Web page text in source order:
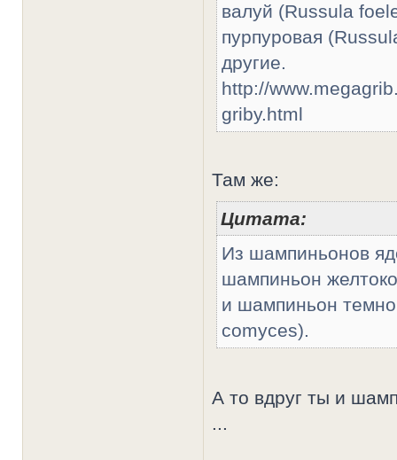
валуй (Russula
пурпуровая
другие.
http://
griby.html
Там же:
Цитата:
Из шампиньонов
шампиньон
и шампиньон
comyces).
А то вдруг ты и
...